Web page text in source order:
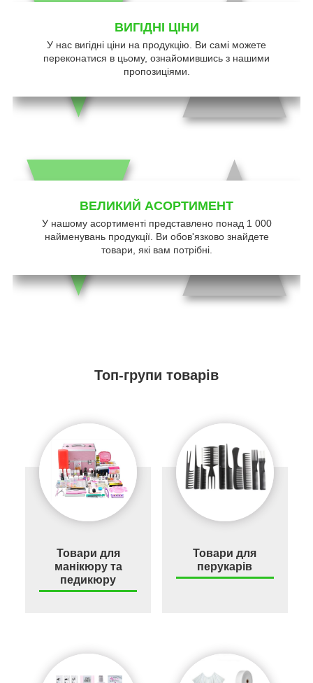
ВИГІДНІ ЦІНИ
У нас вигідні ціни на продукцію. Ви самі можете
переконатися в цьому, ознайомившись з нашими
пропозиціями.
ВЕЛИКИЙ АСОРТИМЕНТ
У нашому асортименті представлено понад 1 000
найменувань продукції. Ви обов'язково знайдете
товари, які вам потрібні.
Топ-групи товарів
Товари для
манікюру та
педикюру
Товари для
перукарів